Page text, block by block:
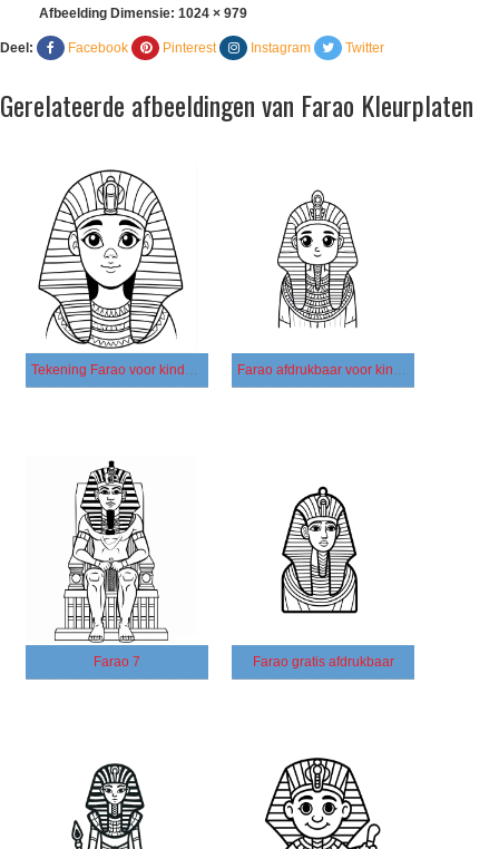
Afbeelding Dimensie: 1024 × 979
Deel: Facebook Pinterest Instagram Twitter
Gerelateerde afbeeldingen van Farao Kleurplaten
Farao 7 Farao gratis afdrukbaar